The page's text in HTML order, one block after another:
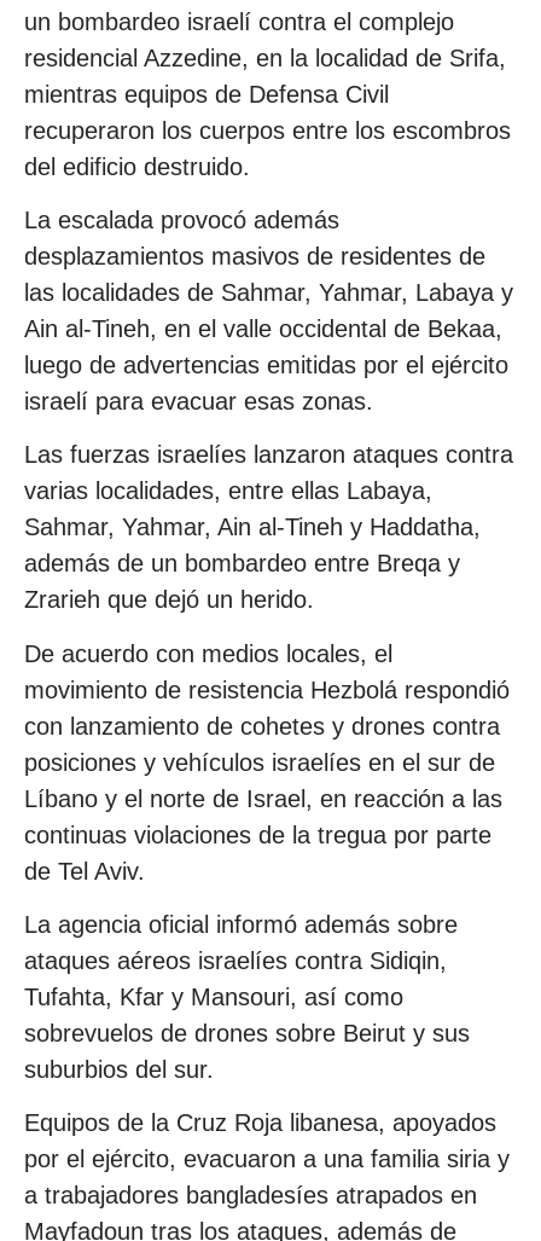
un bombardeo israelí contra el complejo
residencial Azzedine, en la localidad de Srifa,
mientras equipos de Defensa Civil
recuperaron los cuerpos entre los escombros
del edificio destruido.
La escalada provocó además
desplazamientos masivos de residentes de
las localidades de Sahmar, Yahmar, Labaya y
Ain al-Tineh, en el valle occidental de Bekaa,
luego de advertencias emitidas por el ejército
israelí para evacuar esas zonas.
Las fuerzas israelíes lanzaron ataques contra
varias localidades, entre ellas Labaya,
Sahmar, Yahmar, Ain al-Tineh y Haddatha,
además de un bombardeo entre Breqa y
Zrarieh que dejó un herido.
De acuerdo con medios locales, el
movimiento de resistencia Hezbolá respondió
con lanzamiento de cohetes y drones contra
posiciones y vehículos israelíes en el sur de
Líbano y el norte de Israel, en reacción a las
continuas violaciones de la tregua por parte
de Tel Aviv.
La agencia oficial informó además sobre
ataques aéreos israelíes contra Sidiqin,
Tufahta, Kfar y Mansouri, así como
sobrevuelos de drones sobre Beirut y sus
suburbios del sur.
Equipos de la Cruz Roja libanesa, apoyados
por el ejército, evacuaron a una familia siria y
a trabajadores bangladesíes atrapados en
Mayfadoun tras los ataques, además de